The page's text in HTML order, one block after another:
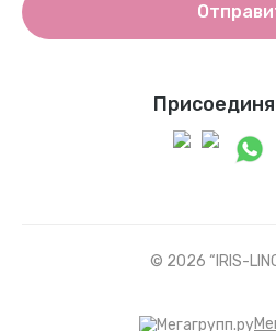
© 2026 “IRIS-